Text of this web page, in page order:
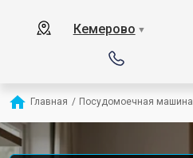
Кемерово ▼
Главная / Посудомоечная машина